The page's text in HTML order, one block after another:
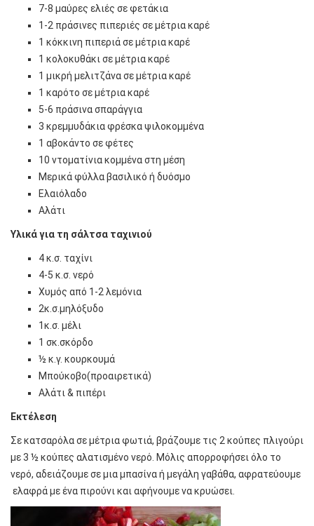
7-8 μαύρες ελιές σε φετάκια
1-2 πράσινες πιπεριές σε μέτρια καρέ
1 κόκκινη πιπεριά σε μέτρια καρέ
1 κολοκυθάκι σε μέτρια καρέ
1 μικρή μελιτζάνα σε μέτρια καρέ
1 καρότο σε μέτρια καρέ
5-6 πράσινα σπαράγγια
3 κρεμμυδάκια φρέσκα ψιλοκομμένα
1 αβοκάντο σε φέτες
10 ντοματίνια κομμένα στη μέση
Μερικά φύλλα βασιλικό ή δυόσμο
Ελαιόλαδο
Αλάτι
Υλικά για τη σάλτσα ταχινιού
4 κ.σ. ταχίνι
4-5 κ.σ. νερό
Χυμός από 1-2 λεμόνια
2κ.σ.μηλόξυδο
1κ.σ. μέλι
1 σκ.σκόρδο
½ κ.γ. κουρκουμά
Μπούκοβο(προαιρετικά)
Αλάτι & πιπέρι
Εκτέλεση
Σε κατσαρόλα σε μέτρια φωτιά, βράζουμε τις 2 κούπες πλιγούρι
με 3 ½ κούπες αλατισμένο νερό. Μόλις απορροφήσει όλο το
νερό, αδειάζουμε σε μια μπασίνα ή μεγάλη γαβάθα, αφρατεύουμε
ελαφρά με ένα πιρούνι και αφήνουμε να κρυώσει.